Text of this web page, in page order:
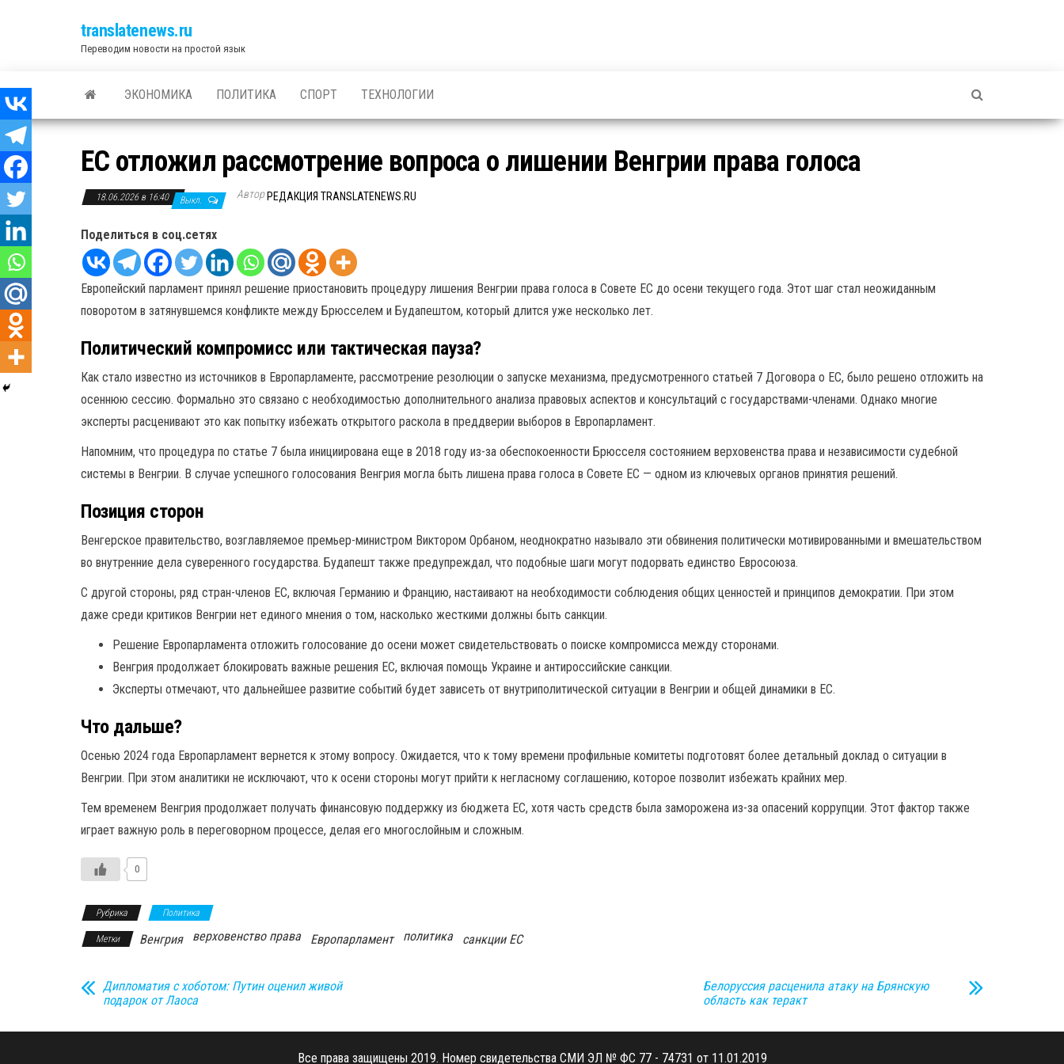
translatenews.ru
Переводим новости на простой язык
ЭКОНОМИКА ПОЛИТИКА СПОРТ ТЕХНОЛОГИИ
ЕС отложил рассмотрение вопроса о лишении Венгрии права голоса
18.06.2026 в 16:40 Выкл. Автор РЕДАКЦИЯ TRANSLATENEWS.RU
Поделиться в соц.сетях
Европейский парламент принял решение приостановить процедуру лишения Венгрии права голоса в Совете ЕС до осени текущего года. Этот шаг стал неожиданным
поворотом в затянувшемся конфликте между Брюсселем и Будапештом, который длится уже несколько лет.
Политический компромисс или тактическая пауза?
Как стало известно из источников в Европарламенте, рассмотрение резолюции о запуске механизма, предусмотренного статьей 7 Договора о ЕС, было решено отложить на
осеннюю сессию. Формально это связано с необходимостью дополнительного анализа правовых аспектов и консультаций с государствами-членами. Однако многие
эксперты расценивают это как попытку избежать открытого раскола в преддверии выборов в Европарламент.
Напомним, что процедура по статье 7 была инициирована еще в 2018 году из-за обеспокоенности Брюсселя состоянием верховенства права и независимости судебной
системы в Венгрии. В случае успешного голосования Венгрия могла быть лишена права голоса в Совете ЕС — одном из ключевых органов принятия решений.
Позиция сторон
Венгерское правительство, возглавляемое премьер-министром Виктором Орбаном, неоднократно называло эти обвинения политически мотивированными и вмешательством
во внутренние дела суверенного государства. Будапешт также предупреждал, что подобные шаги могут подорвать единство Евросоюза.
С другой стороны, ряд стран-членов ЕС, включая Германию и Францию, настаивают на необходимости соблюдения общих ценностей и принципов демократии. При этом
даже среди критиков Венгрии нет единого мнения о том, насколько жесткими должны быть санкции.
Решение Европарламента отложить голосование до осени может свидетельствовать о поиске компромисса между сторонами.
Венгрия продолжает блокировать важные решения ЕС, включая помощь Украине и антироссийские санкции.
Эксперты отмечают, что дальнейшее развитие событий будет зависеть от внутриполитической ситуации в Венгрии и общей динамики в ЕС.
Что дальше?
Осенью 2024 года Европарламент вернется к этому вопросу. Ожидается, что к тому времени профильные комитеты подготовят более детальный доклад о ситуации в
Венгрии. При этом аналитики не исключают, что к осени стороны могут прийти к негласному соглашению, которое позволит избежать крайних мер.
Тем временем Венгрия продолжает получать финансовую поддержку из бюджета ЕС, хотя часть средств была заморожена из-за опасений коррупции. Этот фактор также
играет важную роль в переговорном процессе, делая его многослойным и сложным.
0
Рубрика Политика
Метки Венгрия верховенство права Европарламент политика санкции ЕС
Дипломатия с хоботом: Путин оценил живой
подарок от Лаоса
Белоруссия расценила атаку на Брянскую
область как теракт
Все права защищены 2019. Номер свидетельства СМИ ЭЛ № ФС 77 - 74731 от 11.01.2019